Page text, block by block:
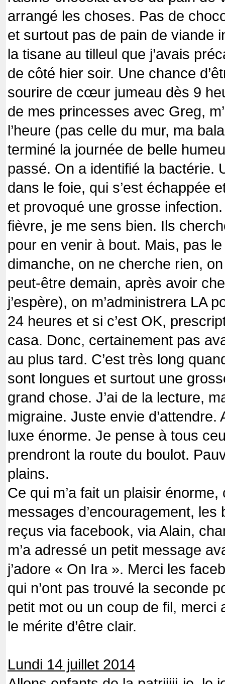
arrangé les choses. Pas de
et surtout pas de pain de viande
la tisane au tilleul que j’avais
de côté hier soir. Une chance
sourire de cœur jumeau dès 9
de mes princesses avec Greg,
l’heure (pas celle du mur, ma
terminé la journée de belle
passé. On a identifié la bactérie.
dans le foie, qui s’est échappée
et provoqué une grosse
fièvre, je me sens bien. Ils
pour en venir à bout. Mais, pas
dimanche, on ne cherche rien,
peut-être demain, après avoir
j’espère), on m’administrera LA
24 heures et si c’est OK,
casa. Donc, certainement pas
au plus tard. C’est très long
sont longues et surtout une
grand chose. J’ai de la lecture,
migraine. Juste envie d’attendre.
luxe énorme. Je pense à tous
prendront la route du boulot.
plains.
Ce qui m’a fait un plaisir
messages d’encouragement,
reçus via facebook, via Alain,
m’a adressé un petit message
j’adore « On Ira ». Merci les
qui n’ont pas trouvé la seconde
petit mot ou un coup de fil, merci
le mérite d’être clair.
Lundi 14 juillet 2014